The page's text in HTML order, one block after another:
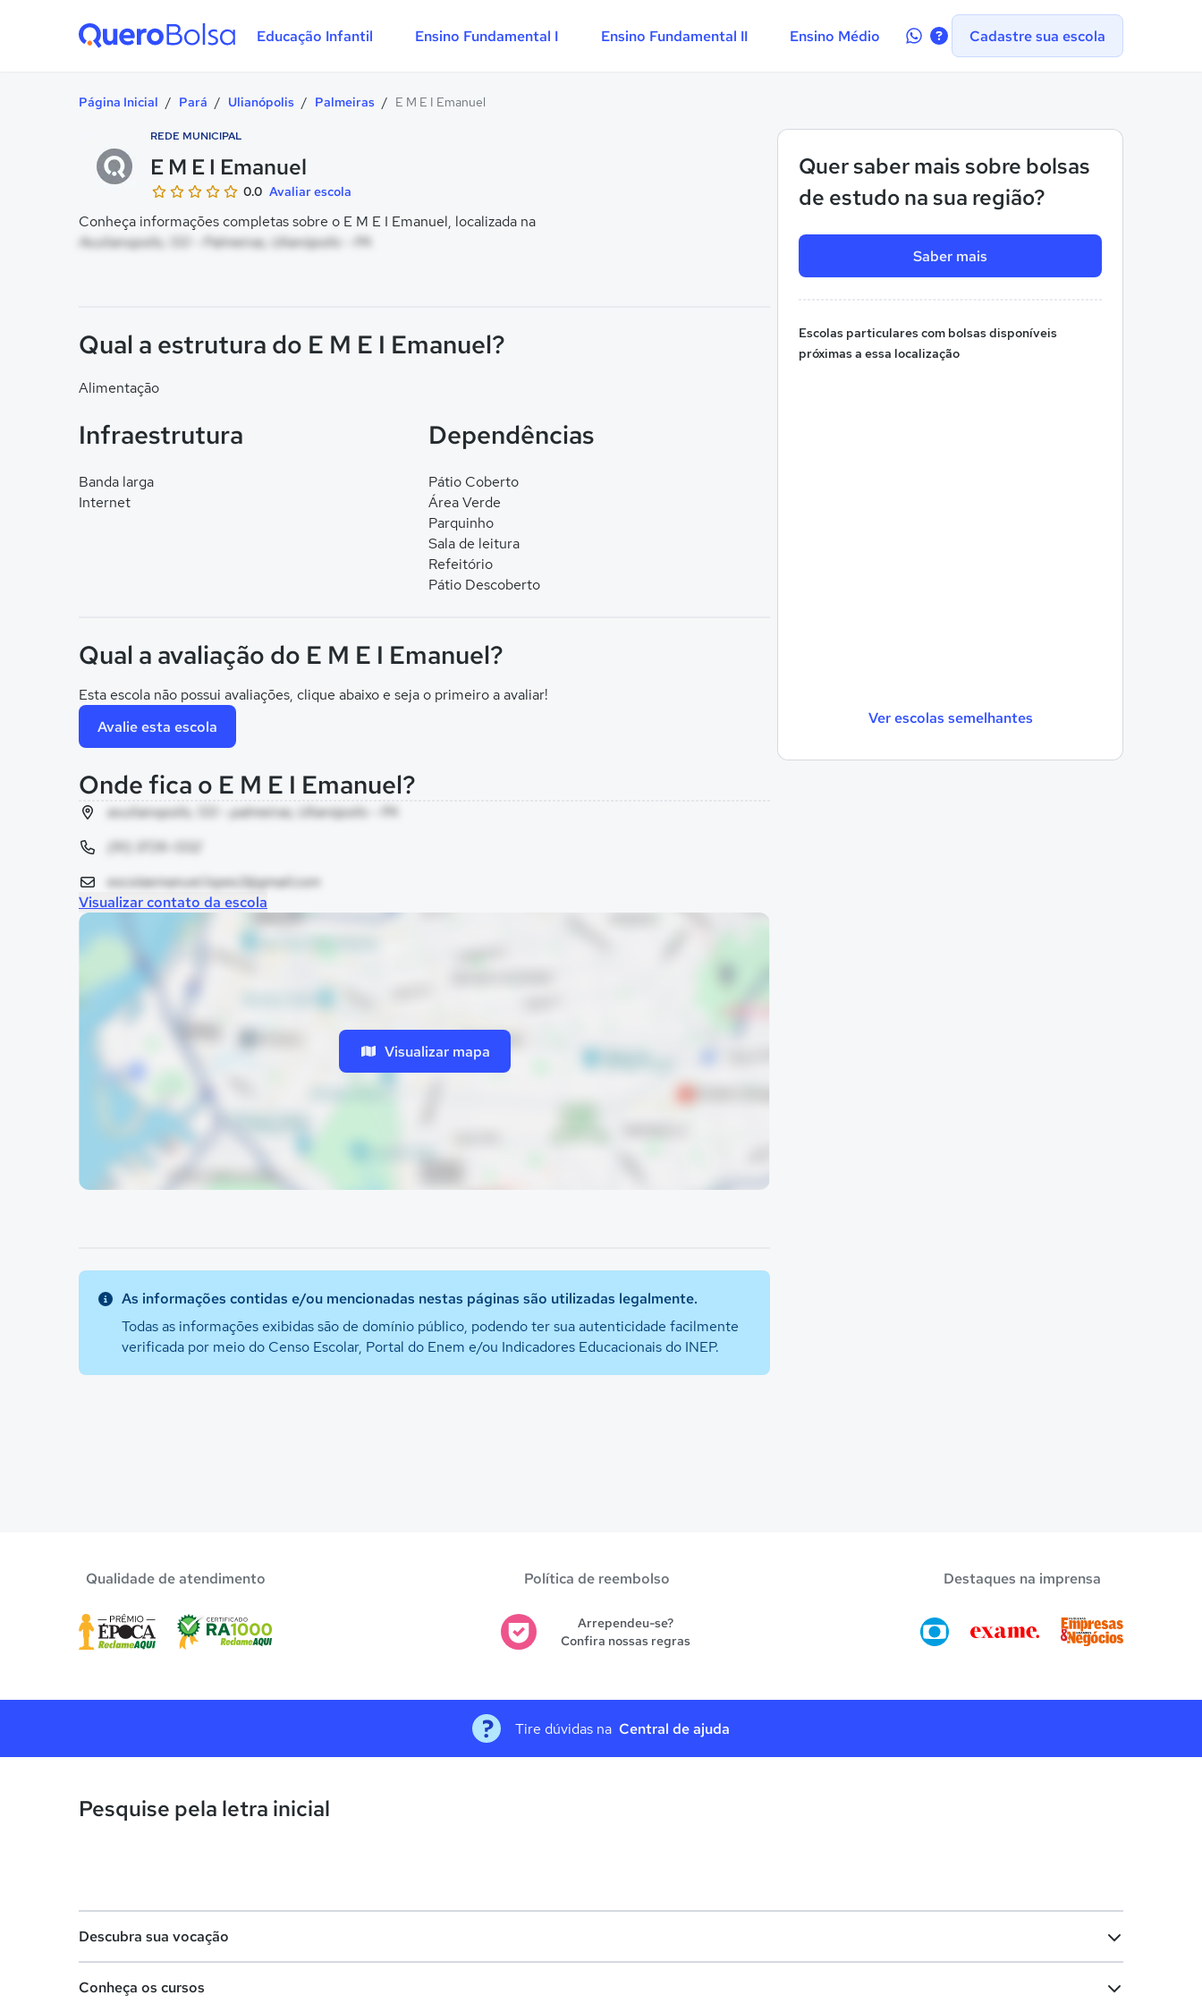
Educação Infantil Ensino Fundamental I Ensino Fundamental II Ensino Médio
Contate-Cadastre sua escola
Página Inicial / Pará / Ulianópolis / Palmeiras / E M E I Emanuel
REDE MUNICIPAL
E M E I Emanuel
0.0 Avaliar escola
Conheça informações completas sobre o E M E I Emanuel, localizada na
Av.ulianopolis, 133 - Palmeiras, Ulianópolis - PA
Quer saber mais sobre bolsas
de estudo na sua região?
Saber mais
Escolas particulares com bolsas disponíveis
próximas a essa localização
Ver escolas semelhantes
Qual a estrutura do E M E I Emanuel?
Alimentação
Infraestrutura
Banda larga
Internet
Dependências
Pátio Coberto
Área Verde
Parquinho
Sala de leitura
Refeitório
Pátio Descoberto
Qual a avaliação do E M E I Emanuel?
Esta escola não possui avaliações, clique abaixo e seja o primeiro a avaliar!
Avalie esta escola
Onde fica o E M E I Emanuel?
av.ulianopolis, 133 - palmeiras, Ulianópolis - PA
(91) 3726-1332
escolaemanuel.lopes3@gmail.com
Visualizar contato da escola
Visualizar mapa
As informações contidas e/ou mencionadas nestas páginas são utilizadas legalmente.
Todas as informações exibidas são de domínio público, podendo ter sua autenticidade facilmente
verificada por meio do Censo Escolar, Portal do Enem e/ou Indicadores Educacionais do INEP.
Qualidade de atendimento Política de reembolso
Arrependeu-se?
Confira nossas regras
Destaques na imprensa
Tire dúvidas na Central de ajuda
Pesquise pela letra inicial
Descubra sua vocação
Conheça os cursos